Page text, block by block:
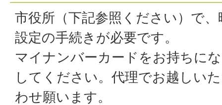
市役所（下記参照ください）で
設定の手続きが必要です。
マイナンバーカードをお持ちに
してください。代理でお越しい
わせ願います。